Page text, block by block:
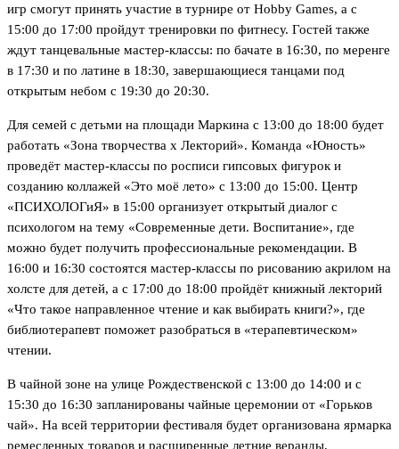
игр смогут принять участие в турнире от Hobby Games, а с
15:00 до 17:00 пройдут тренировки по фитнесу. Гостей также
ждут танцевальные мастер-классы: по бачате в 16:30, по меренге
в 17:30 и по латине в 18:30, завершающиеся танцами под
открытым небом с 19:30 до 20:30.
Для семей с детьми на площади Маркина с 13:00 до 18:00 будет
работать «Зона творчества х Лекторий». Команда «Юность»
проведёт мастер-классы по росписи гипсовых фигурок и
созданию коллажей «Это моё лето» с 13:00 до 15:00. Центр
«ПСИХОЛОГиЯ» в 15:00 организует открытый диалог с
психологом на тему «Современные дети. Воспитание», где
можно будет получить профессиональные рекомендации. В
16:00 и 16:30 состоятся мастер-классы по рисованию акрилом на
холсте для детей, а с 17:00 до 18:00 пройдёт книжный лекторий
«Что такое направленное чтение и как выбирать книги?», где
библиотерапевт поможет разобраться в «терапевтическом»
чтении.
В чайной зоне на улице Рождественской с 13:00 до 14:00 и с
15:30 до 16:30 запланированы чайные церемонии от «Горьков
чай». На всей территории фестиваля будет организована ярмарка
ремесленных товаров и расширенные летние веранды,